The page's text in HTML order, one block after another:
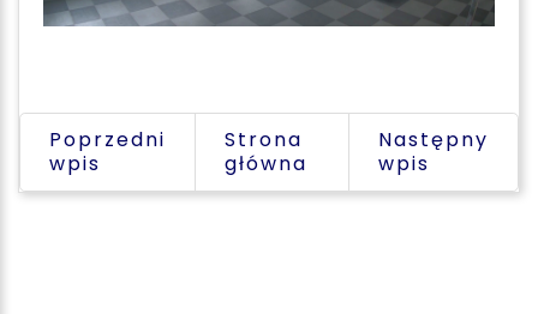
Poprzedni
wpis
Strona
główna
Następny
wpis